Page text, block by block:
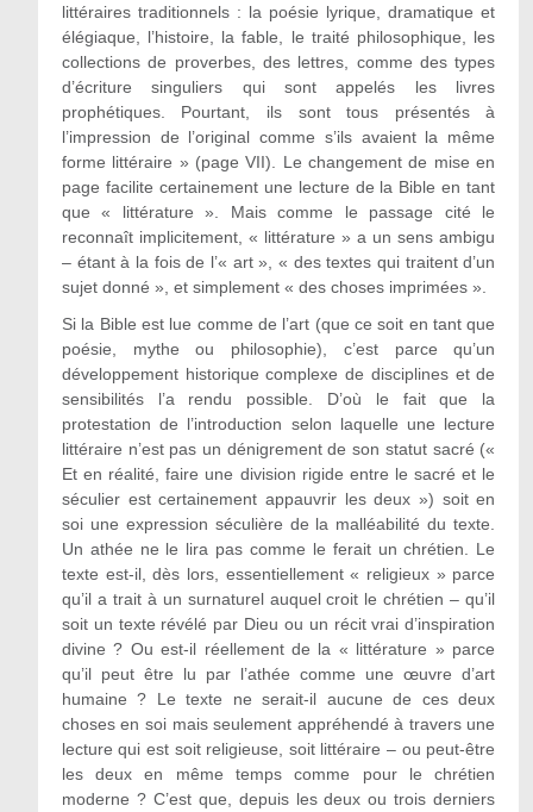
littéraires traditionnels : la poésie lyrique, dramatique et
élégiaque, l’histoire, la fable, le traité philosophique, les
collections de proverbes, des lettres, comme des types
d’écriture singuliers qui sont appelés les livres
prophétiques. Pourtant, ils sont tous présentés à
l’impression de l’original comme s’ils avaient la même
forme littéraire » (page VII). Le changement de mise en
page facilite certainement une lecture de la Bible en tant
que « littérature ». Mais comme le passage cité le
reconnaît implicitement, « littérature » a un sens ambigu
– étant à la fois de l’« art », « des textes qui traitent d’un
sujet donné », et simplement « des choses imprimées ».
Si la Bible est lue comme de l’art (que ce soit en tant que
poésie, mythe ou philosophie), c’est parce qu’un
développement historique complexe de disciplines et de
sensibilités l’a rendu possible. D’où le fait que la
protestation de l’introduction selon laquelle une lecture
littéraire n’est pas un dénigrement de son statut sacré («
Et en réalité, faire une division rigide entre le sacré et le
séculier est certainement appauvrir les deux ») soit en
soi une expression séculière de la malléabilité du texte.
Un athée ne le lira pas comme le ferait un chrétien. Le
texte est-il, dès lors, essentiellement « religieux » parce
qu’il a trait à un surnaturel auquel croit le chrétien – qu’il
soit un texte révélé par Dieu ou un récit vrai d’inspiration
divine ? Ou est-il réellement de la « littérature » parce
qu’il peut être lu par l’athée comme une œuvre d’art
humaine ? Le texte ne serait-il aucune de ces deux
choses en soi mais seulement appréhendé à travers une
lecture qui est soit religieuse, soit littéraire – ou peut-être
les deux en même temps comme pour le chrétien
moderne ? C’est que, depuis les deux ou trois derniers